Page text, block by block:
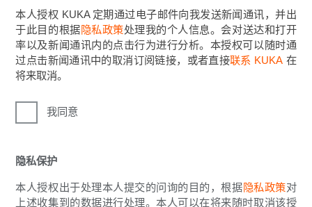
本人授权 KUKA 定期通过电子邮件向我发送新闻通讯，并出
于此目的根据隐私政策处理我的个人信息。会对送达和打开
率以及新闻通讯内的点击行为进行分析。本授权可以随时通
过点击新闻通讯中的取消订阅链接，或者直接联系 KUKA 在
将来取消。
我同意
隐私保护
本人授权出于处理本人提交的问询的目的，根据隐私政策对
上述收集到的数据进行处理。本人可以在将来随时取消该授